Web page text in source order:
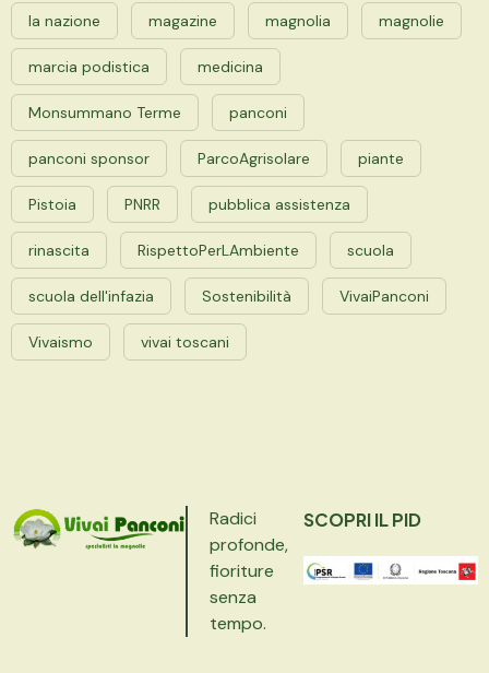
la nazione magazine magnolia magnolie
marcia podistica medicina
Monsummano Terme panconi
panconi sponsor ParcoAgrisolare piante
Pistoia PNRR pubblica assistenza
rinascita RispettoPerLAmbiente scuola
scuola dell'infazia Sostenibilità VivaiPanconi
Vivaismo vivai toscani
Radici
profonde,
fioriture
senza
tempo.
SCOPRI IL PID